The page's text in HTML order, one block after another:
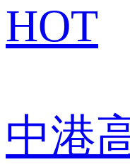
HOT
中港